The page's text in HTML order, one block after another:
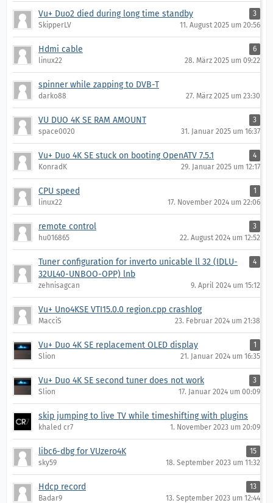
Vu+ Duo2 died during long time standby
3
SkipperLV
11. August 2025 um 20:56
Hdmi cable
6
linux22
28. März 2025 um 09:22
spinner while zapping to DVB-T
darko88 27. März 2025 um 23:30
VU DUO 4K SE RAM AMOUNT
3
space0020
31. Januar 2025 um 16:37
Vu+ Duo 4K SE stuck on booting OpenATV 7.5.1
4
KonradK
29. Januar 2025 um 12:17
CPU speed
1
linux22
17. November 2024 um 22:06
remote control
3
hu016865
22. August 2024 um 12:52
Tuner configuration for inverto unicable ll 32 (IDLU-
32UL40-UNBOO-OPP) lnb
4
zehnisagcan 9. April 2024 um 15:12
Vu+ Uno4KSE VTI15.0.0 region.cpp crashlog
MacciS 23. Februar 2024 um 21:38
Vu+ Duo 4K SE replacement OLED display
1
Slion
21. Januar 2024 um 16:35
Vu+ Duo 4K SE second tuner does not work
3
Slion
17. Januar 2024 um 00:09
skip jumping to live TV while timeshifting with plugins
khaled cr7 1. November 2023 um 20:09
libc6-dbg for VUzero4K
15
sky59
18. September 2023 um 11:32
Hdcp record
13
Badar9
13. September 2023 um 12:44